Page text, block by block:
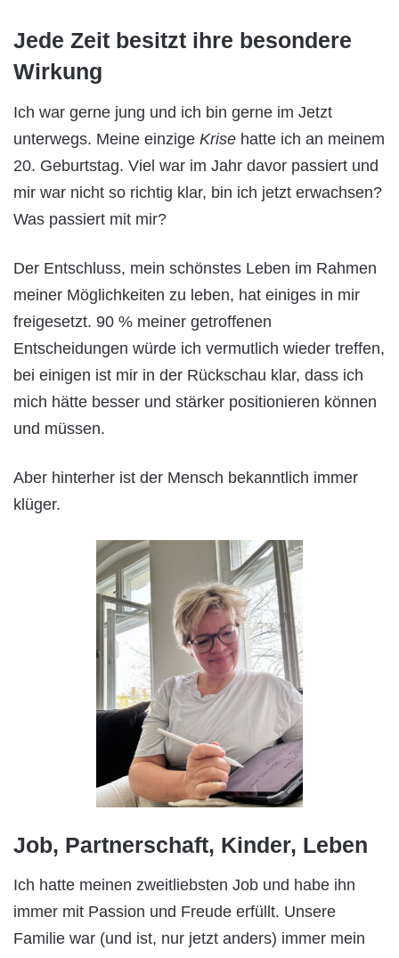
Jede Zeit besitzt ihre besondere
Wirkung
Ich war gerne jung und ich bin gerne im Jetzt
unterwegs. Meine einzige Krise hatte ich an meinem
20. Geburtstag. Viel war im Jahr davor passiert und
mir war nicht so richtig klar, bin ich jetzt erwachsen?
Was passiert mit mir?
Der Entschluss, mein schönstes Leben im Rahmen
meiner Möglichkeiten zu leben, hat einiges in mir
freigesetzt. 90 % meiner getroffenen
Entscheidungen würde ich vermutlich wieder treffen,
bei einigen ist mir in der Rückschau klar, dass ich
mich hätte besser und stärker positionieren können
und müssen.
Aber hinterher ist der Mensch bekanntlich immer
klüger.
Job, Partnerschaft, Kinder, Leben
Ich hatte meinen zweitliebsten Job und habe ihn
immer mit Passion und Freude erfüllt. Unsere
Familie war (und ist, nur jetzt anders) immer mein